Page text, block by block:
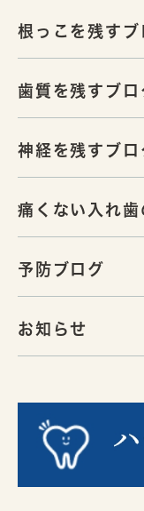
根っこを残すブ
歯質を残すブロ
神経を残すブロ
痛くない入れ歯
予防ブログ
お知らせ